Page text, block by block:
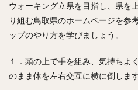
ウォーキング立県を目指し、県を
り組む鳥取県のホームページを参
ップのやり方を学びましょう。
１．頭の上で手を組み、気持ちよ
のまま体を左右交互に横に倒しま